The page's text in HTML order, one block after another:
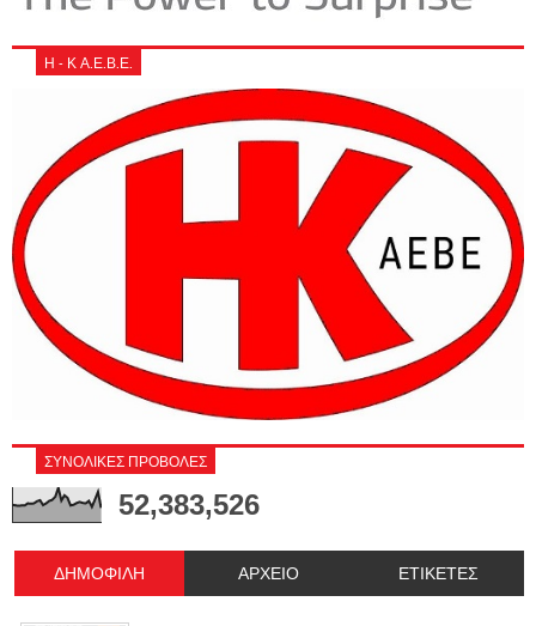
Η - Κ Α.Ε.Β.Ε.
ΣΥΝΟΛΙΚΕΣ ΠΡΟΒΟΛΕΣ
52,383,526
ΔΗΜΟΦΙΛΗ ΑΡΧΕΙΟ ΕΤΙΚΕΤΕΣ